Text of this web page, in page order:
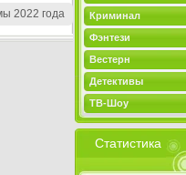
Криминал
Фэнтези
Вестерн
Детективы
ТВ-Шоу
Статистика
2022 года